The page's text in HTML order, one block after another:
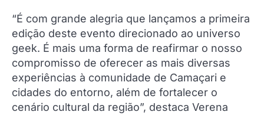
“É com grande alegria que lançamos a primeira
edição deste evento direcionado ao universo
geek. É mais uma forma de reafirmar o nosso
compromisso de oferecer as mais diversas
experiências à comunidade de Camaçari e
cidades do entorno, além de fortalecer o
cenário cultural da região”, destaca Verena